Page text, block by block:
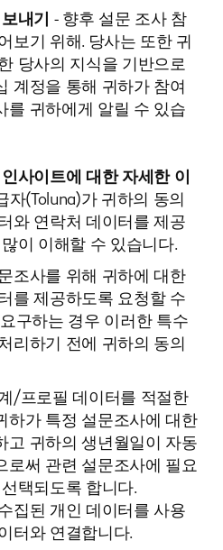
내기 - 향후 설문 조사 참
보기 위해. 당사는 또한 귀
당사의 지식을 기반으로
계정을 통해 귀하가 참여
를 귀하에게 알릴 수 있습
사이트에 대한 자세한 이
자(Toluna)가 귀하의 동의
와 연락처 데이터를 제공
이 이해할 수 있습니다.
조사를 위해 귀하에 대한
를 제공하도록 요청할 수
구하는 경우 이러한 특수
리하기 전에 귀하의 동의
/프로필 데이터를 적절한
하가 특정 설문조사에 대한
고 귀하의 생년월일이 자동
로써 관련 설문조사에 필요
택되도록 합니다.
집된 개인 데이터를 사용
터와 연결합니다.